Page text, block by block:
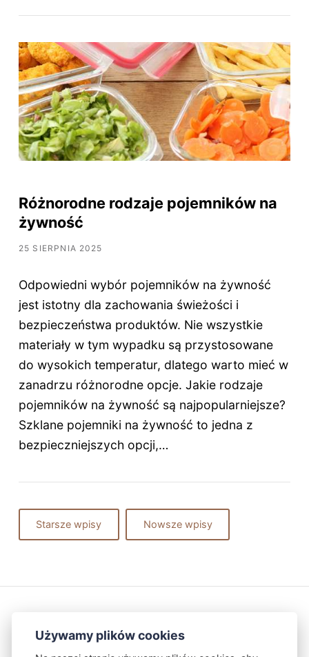
Różnorodne rodzaje pojemników na
żywność
25 SIERPNIA 2025
Odpowiedni wybór pojemników na żywność
jest istotny dla zachowania świeżości i
bezpieczeństwa produktów. Nie wszystkie
materiały w tym wypadku są przystosowane
do wysokich temperatur, dlatego warto mieć w
zanadrzu różnorodne opcje. Jakie rodzaje
pojemników na żywność są najpopularniejsze?
Szklane pojemniki na żywność to jedna z
bezpieczniejszych opcji,…
Starsze wpisy Nowsze wpisy
Używamy plików cookies